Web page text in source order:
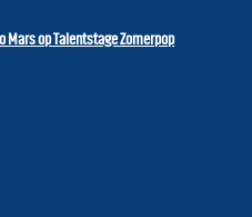
Mars op Talentstage Zomerpop